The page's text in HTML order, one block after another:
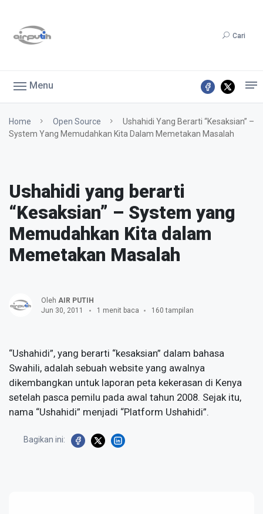
Cari
Menu
Home Open Source
Ushahidi Yang Berarti “Kesaksian” –
System Yang Memudahkan Kita Dalam Memetakan Masalah
Ushahidi yang berarti
“Kesaksian” – System yang
Memudahkan Kita dalam
Memetakan Masalah
Oleh AIR PUTIH
Jun 30, 2011
1 menit baca 160 tampilan
“Ushahidi”, yang berarti “kesaksian” dalam bahasa
Swahili, adalah sebuah website yang awalnya
dikembangkan untuk laporan peta kekerasan di Kenya
setelah pasca pemilu pada awal tahun 2008. Sejak itu,
nama “Ushahidi” menjadi “Platform Ushahidi”.
Bagikan ini: